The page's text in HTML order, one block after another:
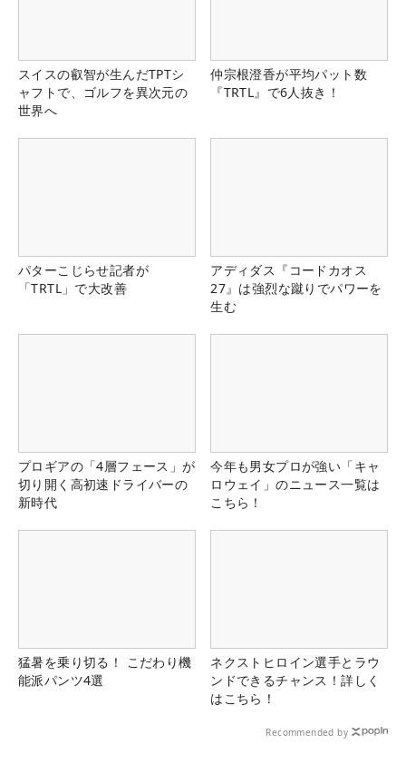
スイスの叡智が生んだTPTシ
ャフトで、ゴルフを異次元の
世界へ
仲宗根澄香が平均パット数
『TRTL』で6人抜き！
パターこじらせ記者が
「TRTL」で大改善
アディダス『コードカオス
27』は強烈な蹴りでパワーを
生む
プロギアの「4層フェース」が
切り開く高初速ドライバーの
新時代
今年も男女プロが強い「キャ
ロウェイ」のニュース一覧は
こちら！
猛暑を乗り切る！ こだわり機
能派パンツ4選
ネクストヒロイン選手とラウ
ンドできるチャンス！詳しく
はこちら！
Recommended by